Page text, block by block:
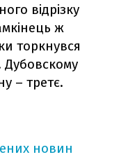
відрізку
ж
торкнувся
– третє.
новин